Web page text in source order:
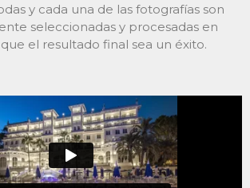
y cada una de las fotografías son
seleccionadas y procesadas en
el resultado final sea un éxito.